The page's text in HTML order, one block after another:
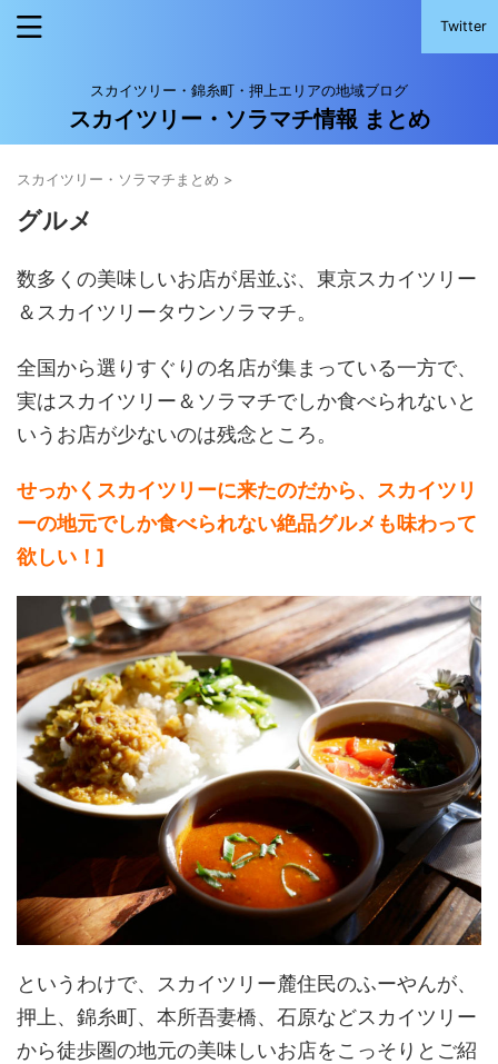
Twitter
スカイツリー・錦糸町・押上エリアの地域ブログ
スカイツリー・ソラマチ情報 まとめ
スカイツリー・ソラマチまとめ >
グルメ
数多くの美味しいお店が居並ぶ、東京スカイツリー
＆スカイツリータウンソラマチ。
全国から選りすぐりの名店が集まっている一方で、
実はスカイツリー＆ソラマチでしか食べられないと
いうお店が少ないのは残念ところ。
せっかくスカイツリーに来たのだから、スカイツリ
ーの地元でしか食べられない絶品グルメも味わって
欲しい！]
というわけで、スカイツリー麓住民のふーやんが、
押上、錦糸町、本所吾妻橋、石原などスカイツリー
から徒歩圏の地元の美味しいお店をこっそりとご紹